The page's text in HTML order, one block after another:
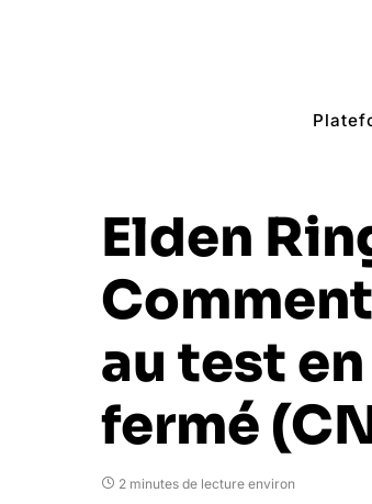
Elden
au test
fermé
2 minutes de lecture environ